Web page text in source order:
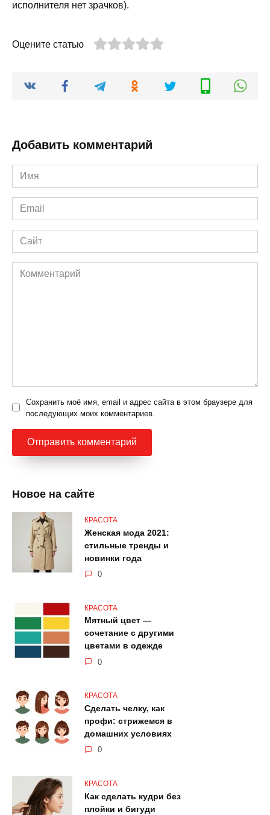
исполнителя нет зрачков).
Оцените статью
Добавить комментарий
Имя
*
Email
*
Сайт
Комментарий
Сохранить моё имя, email и адрес сайта в этом браузере для
последующих моих комментариев.
Новое на сайте
КРАСОТА
Женская мода 2021:
стильные тренды и
новинки года
0
КРАСОТА
Мятный цвет —
сочетание с другими
цветами в одежде
0
КРАСОТА
Сделать челку, как
профи: стрижемся в
домашних условиях
0
КРАСОТА
Как сделать кудри без
плойки и бигуди